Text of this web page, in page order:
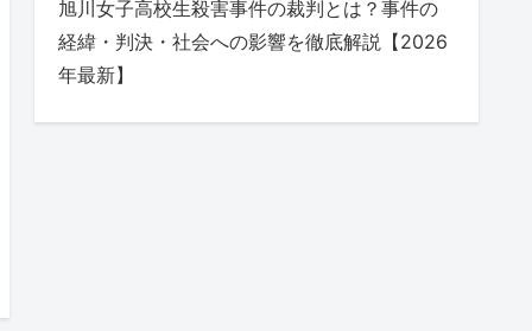
旭川女子高校生殺害事件の裁判とは？事件の
経緯・判決・社会への影響を徹底解説【2026
年最新】